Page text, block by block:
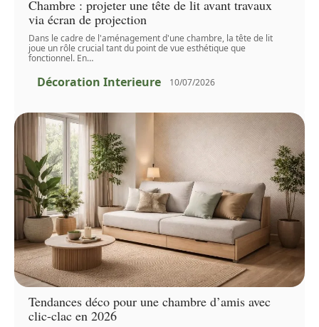
Chambre : projeter une tête de lit avant travaux
via écran de projection
Dans le cadre de l'aménagement d'une chambre, la tête de lit
joue un rôle crucial tant du point de vue esthétique que
fonctionnel. En…
Décoration Interieure 10/07/2026
Tendances déco pour une chambre d’amis avec
clic-clac en 2026